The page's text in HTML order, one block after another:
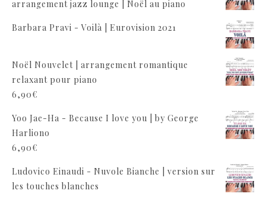
arrangement jazz lounge | Noël au piano
Barbara Pravi - Voilà | Eurovision 2021
Noël Nouvelet | arrangement romantique
relaxant pour piano
6,90€
Yoo Jae-Ha - Because I love you | by George
Harliono
6,90€
Ludovico Einaudi - Nuvole Bianche | version sur
les touches blanches